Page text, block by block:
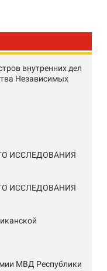
внутренних дел
Независимых
ИССЛЕДОВАНИЯ
ИССЛЕДОВАНИЯ
МВД Республики